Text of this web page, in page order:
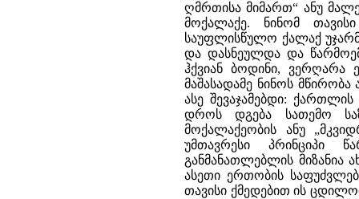
ღმრთისა მიმართ“ ანუ
მოქალაქე. ნინომ
საუფლისწულო ქალაქ
და დასნეულდა და
ჰქვიან ბოდინი, ვერღარა
მაშასადამე ნინოს
ასე შევაჯამებდი:
დროს დგება სათემო
მოქალაქეობის ანუ
უმთავრესი პრინციპი
განმანათლებლის მიზანია
ასეთი ერთობის
თავისი ქმედებით ის